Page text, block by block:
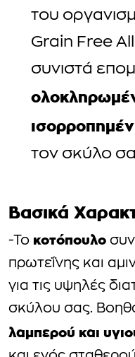
του
Grain Free
συνιστά
τον σκύλο
Βασικά
-Το κοτόπουλο
πρωτεΐνης και
για τις υψηλές
σκύλου σας.
λαμπερού και